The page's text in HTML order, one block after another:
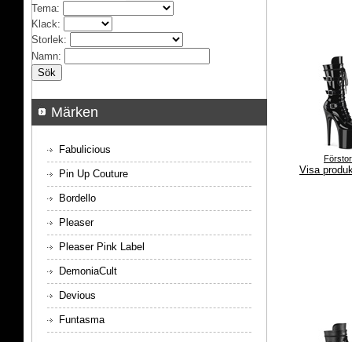
Visa
Tema:
Klack:
Storlek:
Namn:
Märken
Fabulicious
Pin Up Couture
Bordello
Pleaser
Pleaser Pink Label
DemoniaCult
Devious
Funtasma